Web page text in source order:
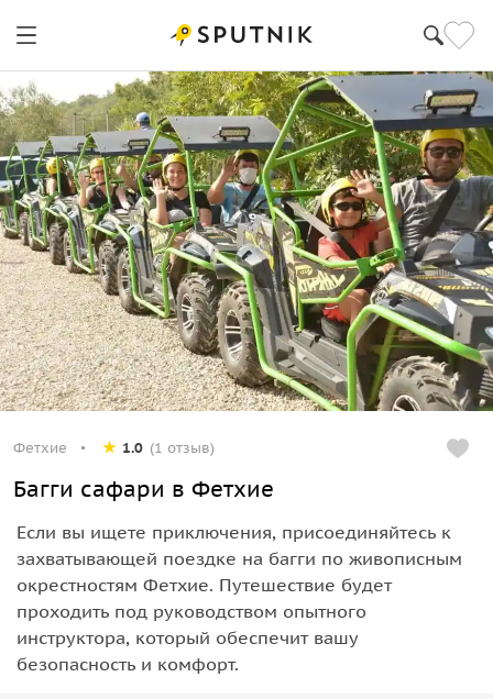
Фетхие 1.0 (1 отзыв)
Багги сафари в Фетхие
Если вы ищете приключения, присоединяйтесь к
захватывающей поездке на багги по живописным
окрестностям Фетхие. Путешествие будет
проходить под руководством опытного
инструктора, который обеспечит вашу
безопасность и комфорт.